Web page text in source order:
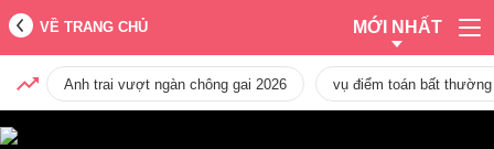
VỀ TRANG CHỦ MỚI NHẤT
Anh trai vượt ngàn chông gai 2026 vụ điểm toán bất